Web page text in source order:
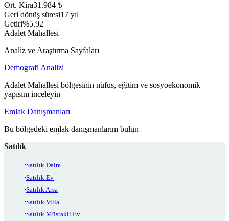
Ort. Kira31.984 ₺
Geri dönüş süresi17 yıl
Getiri%5.92
Adalet Mahallesi
Analiz ve Araştırma Sayfaları
Demografi Analizi
Adalet Mahallesi bölgesinin nüfus, eğitim ve sosyoekonomik
yapısını inceleyin
Emlak Danışmanları
Bu bölgedeki emlak danışmanlarını bulun
Satılık
Satılık Daire
Satılık Ev
Satılık Arsa
Satılık Villa
Satılık Müstakil Ev